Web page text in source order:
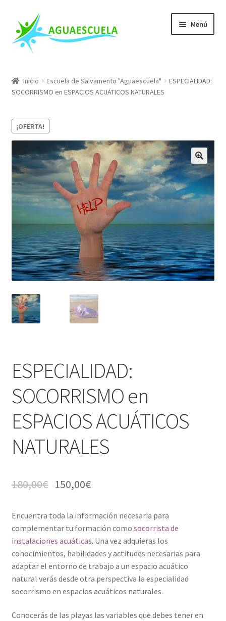
la
navegación
al
contenido
Menú
Escuela de Salvamento
Mis Cursos
Blog
FAQs
Contacto
Plataforma
Inicio Escuela de Salvamento "Aguaescuela"
ESPECIALIDAD:
SOCORRISMO en ESPACIOS ACUÁTICOS NATURALES
¡OFERTA!
ESPECIALIDAD:
SOCORRISMO en
ESPACIOS ACUÁTICOS
NATURALES
180,00€ 150,00€
Encuentra toda la información necesaria para
complementar tu formación como socorrista de
instalaciones acuáticas. Una vez adquieras los
conocimientos, habilidades y actitudes necesarias para
adaptar el entorno de trabajo a un espacio acuático
natural verás desde otra perspectiva la especialidad
socorrismo en espacios acuáticos naturales.
Conocerás de las playas las variables que debes tener en